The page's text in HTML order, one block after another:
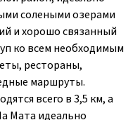
солеными озерами
и хорошо связанный
ко всем необходимым
рестораны,
маршруты.
всего в 3,5 км, а
Мата идеально